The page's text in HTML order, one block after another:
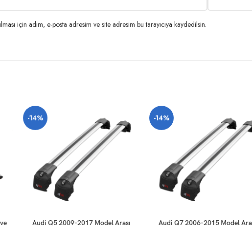
için adım, e-posta adresim ve site adresim bu tarayıcıya kaydedilsin.
-14%
SEPETE EKLE
Audi Q5 2009-2017 Model Arası
-14%
SEPETE EKLE
Audi Q7 2006-2015 Model